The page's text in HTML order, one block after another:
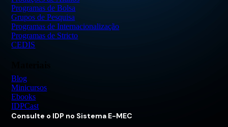
Programas de Bolsa
Grupos de Pesquisa
Programas de Internacionalização
Programas de Stricto
CEDIS
Blog
Minicursos
Ebooks
IDPCast
Consulte o IDP no Sistema E-MEC